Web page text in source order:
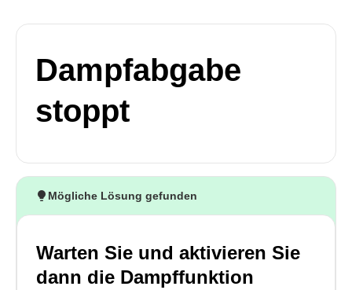
Dampfabgabe
stoppt
Mögliche Lösung gefunden
Warten Sie und aktivieren Sie
dann die Dampffunktion